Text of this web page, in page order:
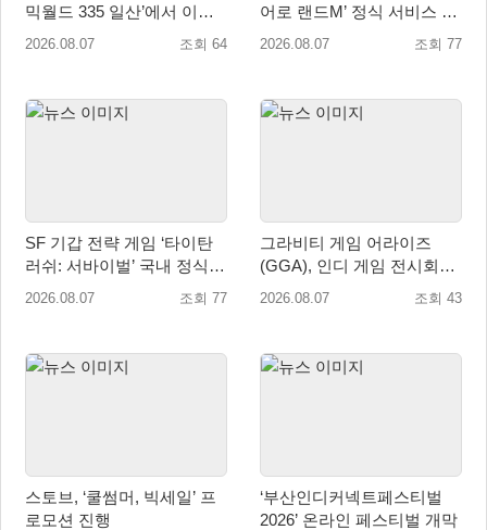
믹월드 335 일산’에서 이용
자 소통 예고
2026.08.07 조회 64
어로 랜드M’ 정식 서비스 돌
입
2026.08.07 조회 77
SF 기갑 전략 게임 ‘타이탄
러쉬: 서바이벌’ 국내 정식
출시
2026.08.07 조회 77
그라비티 게임 어라이즈
(GGA), 인디 게임 전시회
‘도쿄 게임 던전 13’ 참가!
2026.08.07 조회 43
스토브, ‘쿨썸머, 빅세일’ 프
로모션 진행
‘부산인디커넥트페스티벌
2026’ 온라인 페스티벌 개막